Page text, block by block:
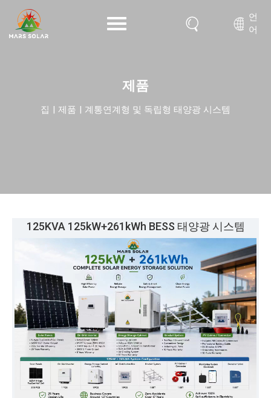
언
어
제품
집 | 제품 | 계통연계형 및 독립형 태양광 시스템
125KVA 125kW+261kWh BESS 태양광 시스템